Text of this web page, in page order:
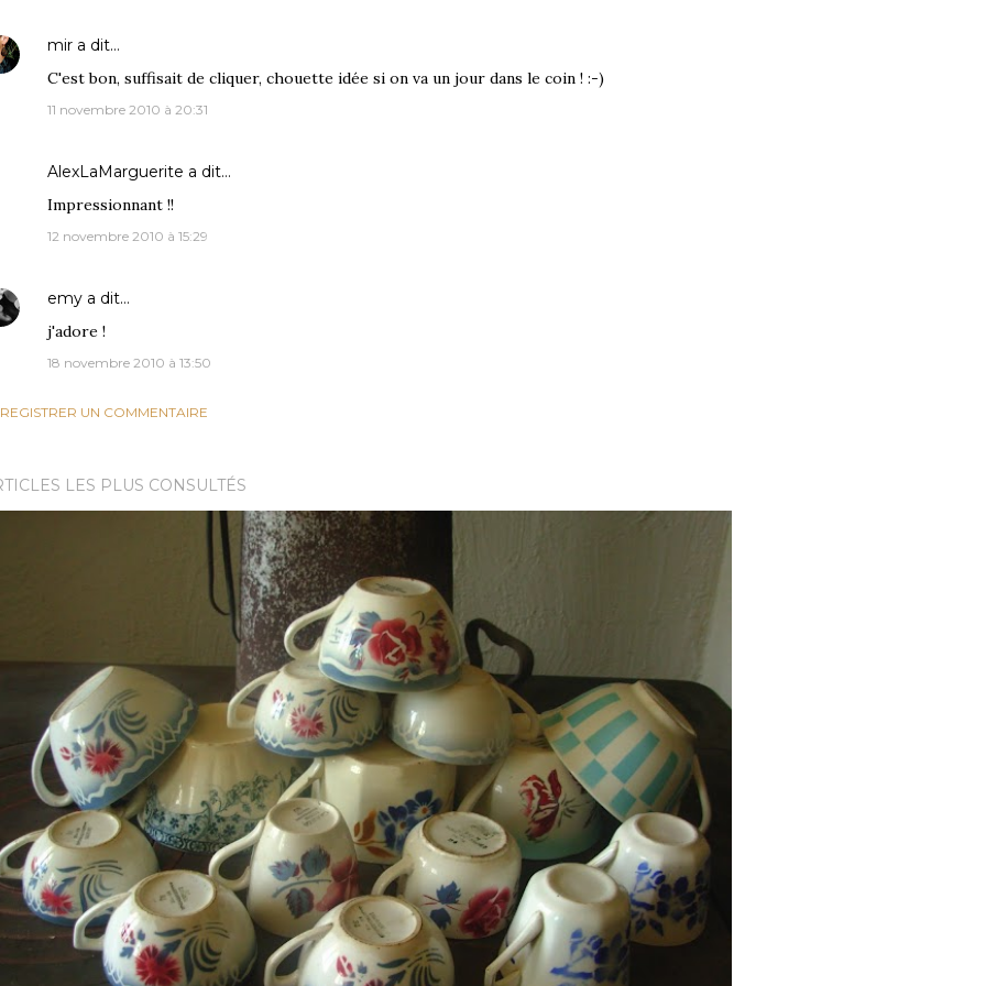
mir a dit…
C'est bon, suffisait de cliquer, chouette idée si on va un jour dans le coin ! :-)
11 novembre 2010 à 20:31
AlexLaMarguerite a dit…
Impressionnant !!
12 novembre 2010 à 15:29
emy a dit…
j'adore !
18 novembre 2010 à 13:50
UN COMMENTAIRE
LES PLUS CONSULTÉS